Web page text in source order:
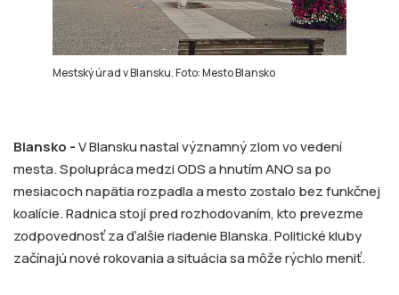
Mestský úrad v Blansku. Foto: Mesto Blansko
Blansko -V Blansku nastal významný zlom vo vedení
mesta. Spolupráca medzi ODS a hnutím ANO sa po
mesiacoch napätia rozpadla a mesto zostalo bez funkčnej
koalície. Radnica stojí pred rozhodovaním, kto prevezme
zodpovednosť za ďalšie riadenie Blanska. Politické kluby
začínajú nové rokovania a situácia sa môže rýchlo meniť.